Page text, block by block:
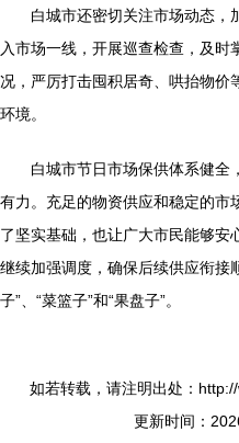
白城市还密切关注市场动态，
入市场一线，开展巡查检查，及
况，严厉打击囤积居奇、哄抬物价
环境。
白城市节日市场保供体系健全
有力。充足的物资供应和稳定的市
了坚实基础，也让广大市民能够安
继续加强调度，确保后续供应衔接
子”、“菜篮子”和“果盘子”。
如若转载，请注明出处：
更新时间：